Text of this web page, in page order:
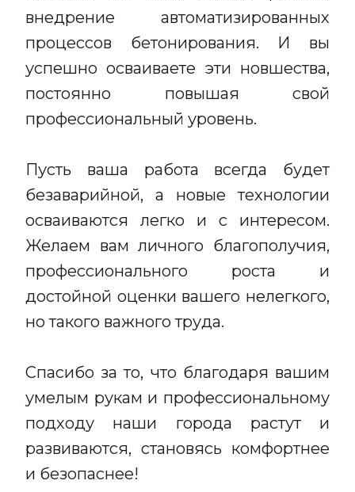
внедрение автоматизированных
процессов бетонирования. И вы
успешно осваиваете эти новшества,
постоянно повышая свой
профессиональный уровень.
Пусть ваша работа всегда будет
безаварийной, а новые технологии
осваиваются легко и с интересом.
Желаем вам личного благополучия,
профессионального роста и
достойной оценки вашего нелегкого,
но такого важного труда.
Спасибо за то, что благодаря вашим
умелым рукам и профессиональному
подходу наши города растут и
развиваются, становясь комфортнее
и безопаснее!